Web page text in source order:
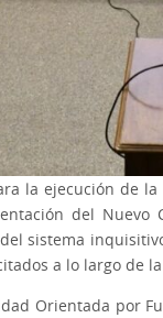
la ejecución de
del Nuevo
sistema
a lo largo de
Orientada por